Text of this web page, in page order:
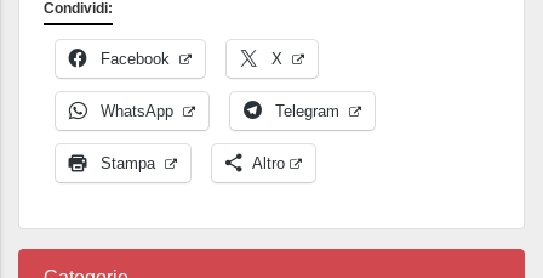
Condividi:
Facebook X
WhatsApp Telegram
Stampa Altro